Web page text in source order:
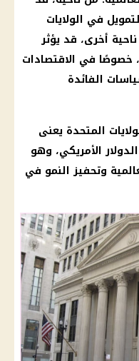
في الولايات
أخرى، قد يؤثر
خصوصًا في الاقتصادات
الفائدة
المتحدة يعنى
الدولارالأمريكي، وهو
وتحفيز النمو في